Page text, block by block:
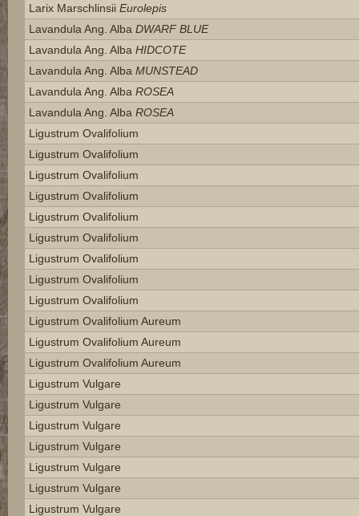
Larix Marschlinsii Eurolepis
Lavandula Ang. Alba DWARF BLUE
Lavandula Ang. Alba HIDCOTE
Lavandula Ang. Alba MUNSTEAD
Lavandula Ang. Alba ROSEA
Lavandula Ang. Alba ROSEA
Ligustrum Ovalifolium
Ligustrum Ovalifolium
Ligustrum Ovalifolium
Ligustrum Ovalifolium
Ligustrum Ovalifolium
Ligustrum Ovalifolium
Ligustrum Ovalifolium
Ligustrum Ovalifolium
Ligustrum Ovalifolium
Ligustrum Ovalifolium Aureum
Ligustrum Ovalifolium Aureum
Ligustrum Ovalifolium Aureum
Ligustrum Vulgare
Ligustrum Vulgare
Ligustrum Vulgare
Ligustrum Vulgare
Ligustrum Vulgare
Ligustrum Vulgare
Ligustrum Vulgare